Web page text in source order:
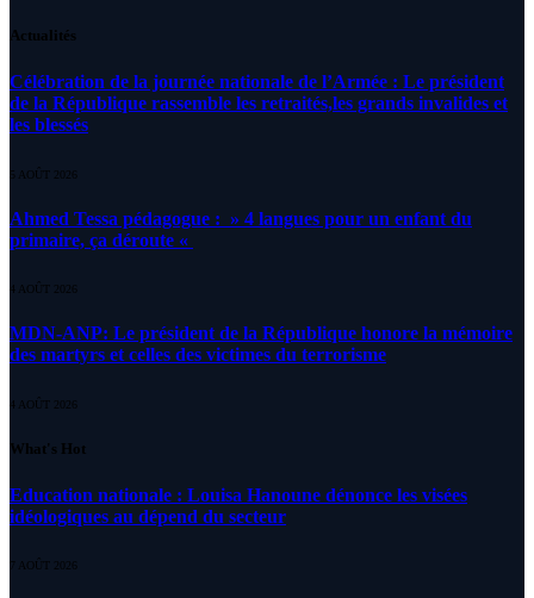
Actualités
Célébration de la journée nationale de l’Armée : Le président
de la République rassemble les retraités,les grands invalides et
les blessés
5 AOÛT 2026
Ahmed Tessa pédagogue : » 4 langues pour un enfant du
primaire, ça déroute «
4 AOÛT 2026
MDN-ANP: Le président de la République honore la mémoire
des martyrs et celles des victimes du terrorisme
4 AOÛT 2026
What's Hot
Education nationale : Louisa Hanoune dénonce les visées
idéologiques au dépend du secteur
7 AOÛT 2026